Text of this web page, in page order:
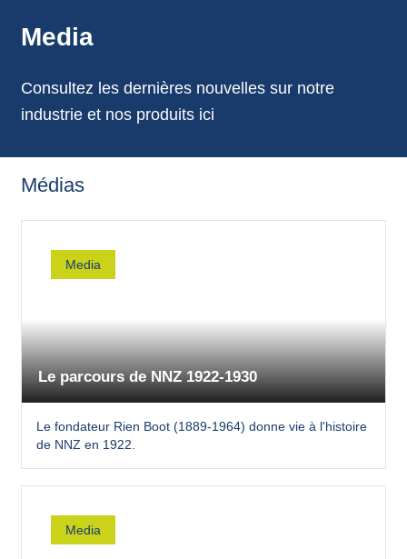
Media
Consultez les dernières nouvelles sur notre
industrie et nos produits ici
Médias
Media
Le parcours de NNZ 1922-1930
Le fondateur Rien Boot (1889-1964) donne vie à l'histoire
de NNZ en 1922.
Media